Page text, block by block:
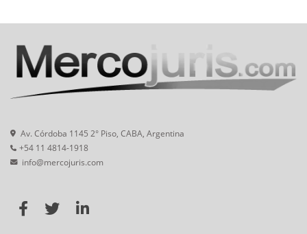
Av. Córdoba 1145 2° Piso, CABA, Argentina
+54 11 4814-1918
info@mercojuris.com